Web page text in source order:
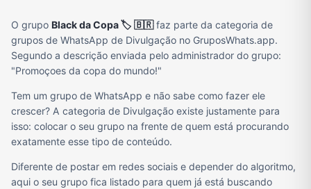
O grupo Black da Copa 🏷️ 🇧🇷faz parte da categoria de
grupos de WhatsApp de Divulgação no GruposWhats.app.
Segundo a descrição enviada pelo administrador do grupo:
"Promoçoes da copa do mundo!"
Tem um grupo de WhatsApp e não sabe como fazer ele
crescer? A categoria de Divulgação existe justamente para
isso: colocar o seu grupo na frente de quem está procurando
exatamente esse tipo de conteúdo.
Diferente de postar em redes sociais e depender do algoritmo,
aqui o seu grupo fica listado para quem já está buscando